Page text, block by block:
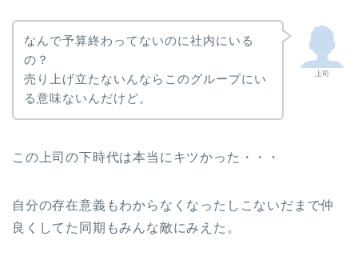
上司
なんで予算終わってないのに社内にいる
の？
売り上げ立たないんならこのグループにい
る意味ないんだけど。
この上司の下時代は本当にキツかった・・・
自分の存在意義もわからなくなったしこないだまで仲
良くしてた同期もみんな敵にみえた。